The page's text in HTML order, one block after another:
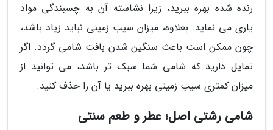
رنده شده بهره ببرید، زیرا نشاسته آن به چسبندگی مواد
یاری می نماید. بعلاوه، میزان سیب زمینی نباید زیاد باشد،
چون ممکن است باعث سنگین شدن بافت شامی گردد. اگر
تمایل دارید که شامی شما سبک تر باشد، می توانید از
میزان کمتری سیب زمینی بهره ببرید یا آن را حذف کنید.
شامی رشتی اصل؛ عطر و طعم سنتی